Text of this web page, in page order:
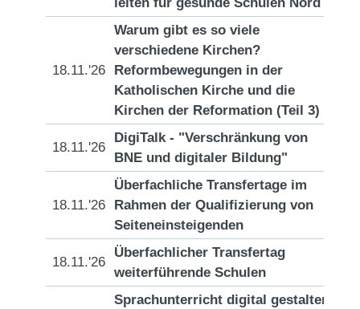
18.11.'26
Warum gibt es so viele
verschiedene Kirchen?
Reformbewegungen in der
Katholischen Kirche und die
Kirchen der Reformation (Teil 3)
18.11.'26
DigiTalk - "Verschränkung von
BNE und digitaler Bildung"
18.11.'26
Überfachliche Transfertage im
Rahmen der Qualifizierung von
Seiteneinsteigenden
18.11.'26
Überfachlicher Transfertag
weiterführende Schulen
Sprachunterricht digital gestalten: